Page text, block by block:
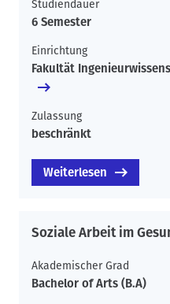
Studiendauer
6 Semester
Einrichtung
Fakultät
Zulassung
beschränkt
Weiterlesen
Soziale Arbeit im
Akademischer Grad
Bachelor of Arts (B.A)